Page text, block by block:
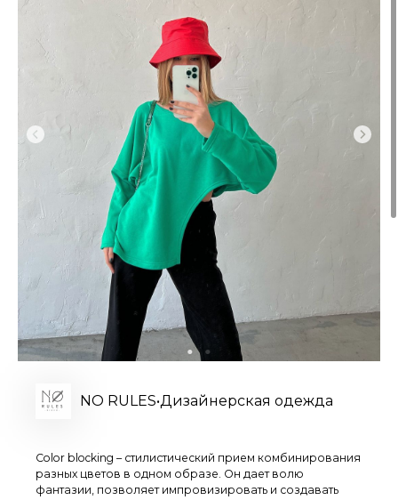
NO RULES•Дизайнерская одежда
Color blocking – стилистический прием комбинирования
разных цветов в одном образе. Он дает волю
фантазии, позволяет импровизировать и создавать